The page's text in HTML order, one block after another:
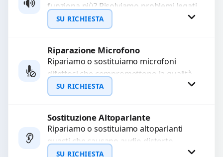
WhatsApp
funziona più? Risolviamo problemi legati
a moduli audio difettosi con interventi
precisi e componenti...
SU RICHIESTA
Richiedi Preventivo
WhatsApp
Riparazione Microfono
Ripariamo o sostituiamo microfoni
difettosi che compromettono la qualità
audio delle registrazioni o delle
chiamate. Diagnosi accurata e ricambi
SU RICHIESTA
Richiedi Preventivo
WhatsApp
Sostituzione Altoparlante
Ripariamo o sostituiamo altoparlanti
guasti che causano audio distorto,
basso o assente. Utilizziamo ricambi di
SU RICHIESTA